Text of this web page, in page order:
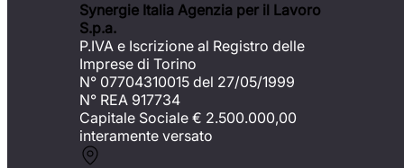
Synergie Italia Agenzia per il Lavoro
S.p.a.
P.IVA e Iscrizione al Registro delle
Imprese di Torino
N° 07704310015 del 27/05/1999
N° REA 917734
Capitale Sociale € 2.500.000,00
interamente versato